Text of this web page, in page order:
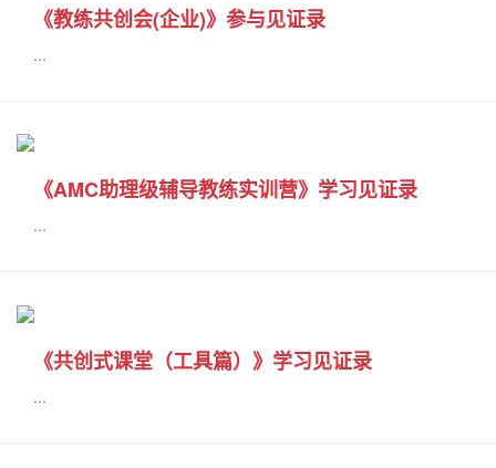
《教练共创会(企业)》参与见证录
...
《AMC助理级辅导教练实训营》学习见证录
...
《共创式课堂（工具篇）》学习见证录
...